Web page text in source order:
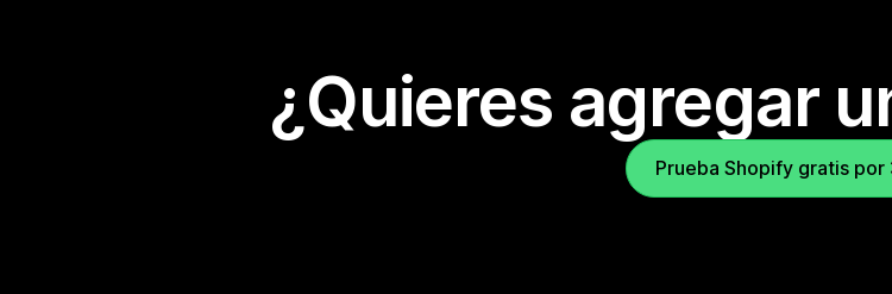
¿Quieres agregar
Prueba Shopify gratis por